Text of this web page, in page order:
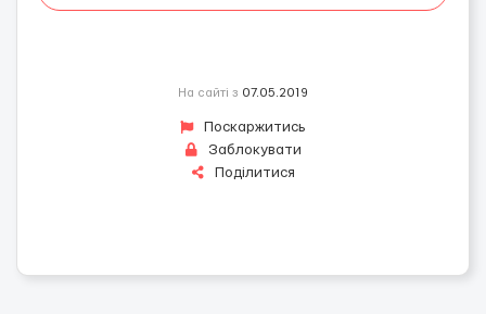
На сайті з 07.05.2019
Поскаржитись
Заблокувати
Поділитися